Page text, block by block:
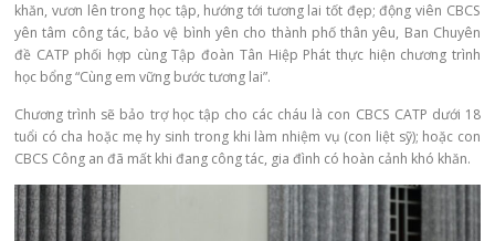
khăn, vươn lên trong học tập, hướng tới tương lai tốt đẹp; động viên CBCS
yên tâm công tác, bảo vệ bình yên cho thành phố thân yêu, Ban Chuyên
đề CATP phối hợp cùng Tập đoàn Tân Hiệp Phát thực hiện chương trình
học bổng “Cùng em vững bước tương lai”.
Chương trình sẽ bảo trợ học tập cho các cháu là con CBCS CATP dưới 18
tuổi có cha hoặc mẹ hy sinh trong khi làm nhiệm vụ (con liệt sỹ); hoặc con
CBCS Công an đã mất khi đang công tác, gia đình có hoàn cảnh khó khăn.